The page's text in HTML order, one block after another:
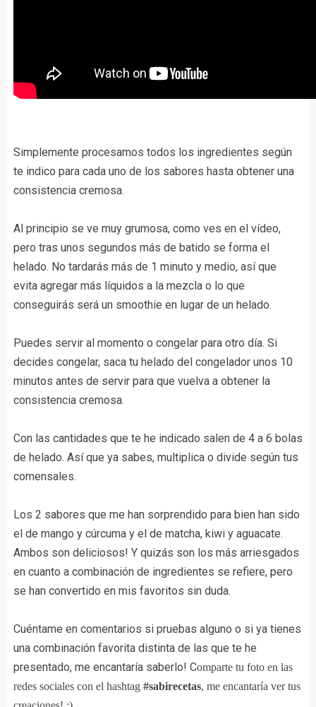
Simplemente procesamos todos los ingredientes según
te indico para cada uno de los sabores hasta obtener una
consistencia cremosa.
Al principio se ve muy grumosa, como ves en el vídeo,
pero tras unos segundos más de batido se forma el
helado. No tardarás más de 1 minuto y medio, así que
evita agregar más líquidos a la mezcla o lo que
conseguirás será un smoothie en lugar de un helado.
Puedes servir al momento o congelar para otro día. Si
decides congelar, saca tu helado del congelador unos 10
minutos antes de servir para que vuelva a obtener la
consistencia cremosa.
Con las cantidades que te he indicado salen de 4 a 6 bolas
de helado. Así que ya sabes, multiplica o divide según tus
comensales.
Los 2 sabores que me han sorprendido para bien han sido
el de mango y cúrcuma y el de matcha, kiwi y aguacate.
Ambos son deliciosos! Y quizás son los más arriesgados
en cuanto a combinación de ingredientes se refiere, pero
se han convertido en mis favoritos sin duda.
Cuéntame en comentarios si pruebas alguno o si ya tienes
una combinación favorita distinta de las que te he
presentado, me encantaría saberlo! Comparte tu foto en las
redes sociales con el hashtag #sabirecetas, me encantaría ver tus